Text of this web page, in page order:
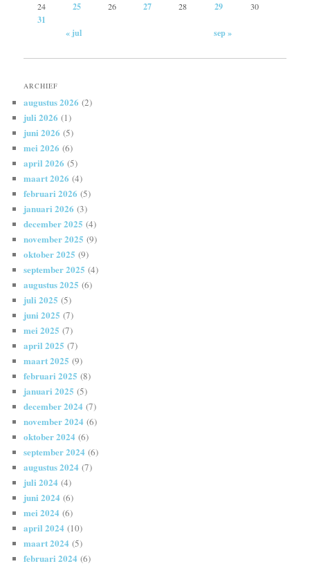
24
25 26 27 28 29 30
31
« jul
sep »
ARCHIEF
augustus 2026 (2)
juli 2026 (1)
juni 2026 (5)
mei 2026 (6)
april 2026 (5)
maart 2026 (4)
februari 2026 (5)
januari 2026 (3)
december 2025 (4)
november 2025 (9)
oktober 2025 (9)
september 2025 (4)
augustus 2025 (6)
juli 2025 (5)
juni 2025 (7)
mei 2025 (7)
april 2025 (7)
maart 2025 (9)
februari 2025 (8)
januari 2025 (5)
december 2024 (7)
november 2024 (6)
oktober 2024 (6)
september 2024 (6)
augustus 2024 (7)
juli 2024 (4)
juni 2024 (6)
mei 2024 (6)
april 2024 (10)
maart 2024 (5)
februari 2024 (6)